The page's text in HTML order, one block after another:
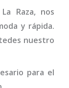
Raza, nos
y rápida.
nuestro
para el